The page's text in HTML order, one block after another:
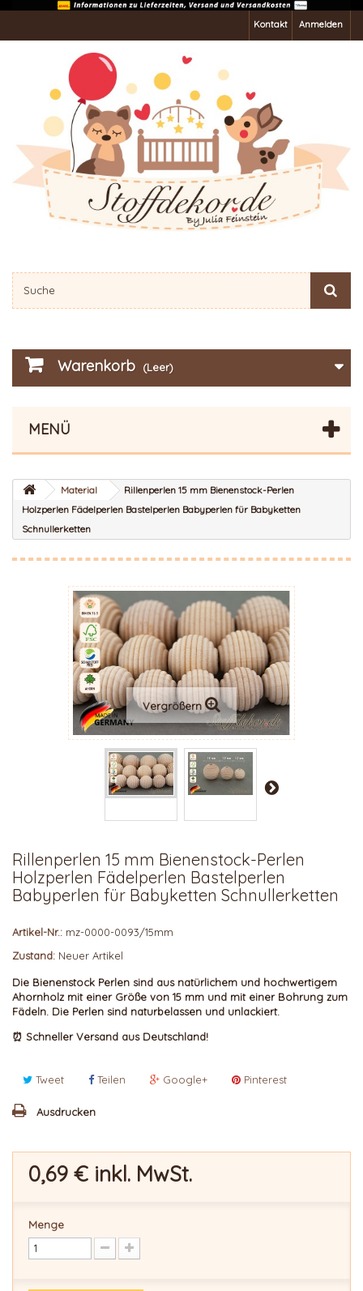
Anmelden
Kontakt
Warenkorb (Leer)
MENÜ
Material
Rillenperlen 15 mm Bienenstock-Perlen
Holzperlen Fädelperlen Bastelperlen Babyperlen für Babyketten
Schnullerketten
Vergrößern
Rillenperlen 15 mm Bienenstock-Perlen
Holzperlen Fädelperlen Bastelperlen
Babyperlen für Babyketten Schnullerketten
Artikel-Nr.: mz-0000-0093/15mm
Zustand: Neuer Artikel
Die Bienenstock Perlen sind aus natürlichem und hochwertigem
Ahornholz mit einer Größe von 15 mm und mit einer Bohrung zum
Fädeln. Die Perlen sind naturbelassen und unlackiert.
⏰ Schneller Versand aus Deutschland!
Tweet Teilen Google+ Pinterest
Ausdrucken
0,69 € inkl. MwSt.
Menge